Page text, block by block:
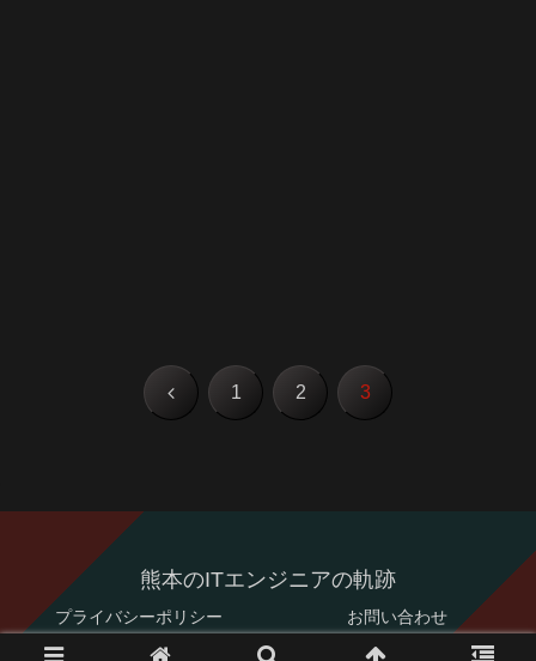
前 1 2 3
熊本のITエンジニアの軌跡
プライバシーポリシー お問い合わせ